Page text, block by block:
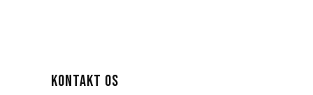
KONTAKT OS